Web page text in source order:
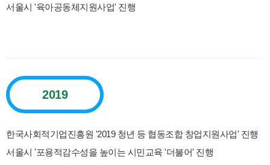
서울시 '육아공동체지원사업' 진행
2019
한국사회적기업진흥원 '2019 청년 등 협동조합 창업지원사업' 진행
서울시 '포용적감수성을 높이는 시민교육 '더불어' 진행